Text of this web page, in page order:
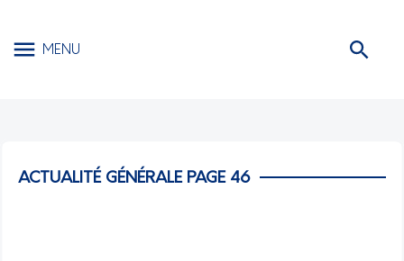
MENU
ACTUALITÉ GÉNÉRALE PAGE 46